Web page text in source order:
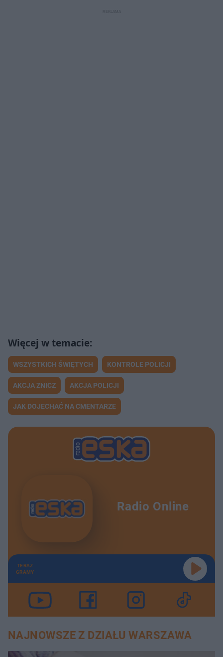
WSZYSTKICH ŚWIĘTYCH KONTROLE POLICJI
AKCJA ZNICZ AKCJA POLICJI
JAK DOJECHAĆ NA CMENTARZE
Radio Online
TERAZ
GRAMY
NAJNOWSZE Z DZIAŁU WARSZAWA